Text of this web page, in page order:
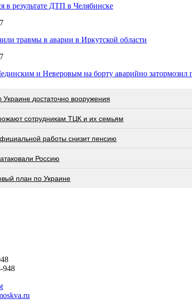
в результате ДТП в Челябинске
травмы в аварии в Иркутской области
и Неверовым на борту аварийно затормозил
достаточно вооружения
сотрудникам ТЦК и их семьям
работы снизит пенсию
Россию
план по Украине
948